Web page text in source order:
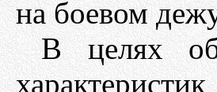
на боевом
В целях